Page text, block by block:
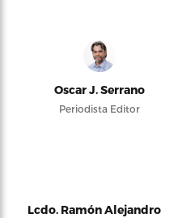
Oscar J. Serrano
Periodista Editor
Lcdo. Ramón Alejandro